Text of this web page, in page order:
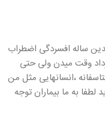
ساله افسردگی اضطراب
وقت میدن ولی حتی
،انسانهایی مثل من
به ما بیماران توجه